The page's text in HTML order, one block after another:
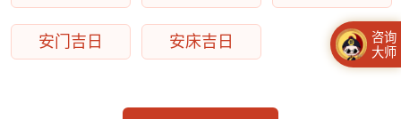
安门吉日 安床吉日
咨询
大师